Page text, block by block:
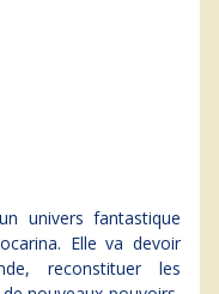
univers fantastique
Elle va devoir
reconstituer les